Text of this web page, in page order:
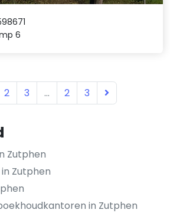
Zutphen
Zutphen
in Zutphen
6
2 3 ... 2 3